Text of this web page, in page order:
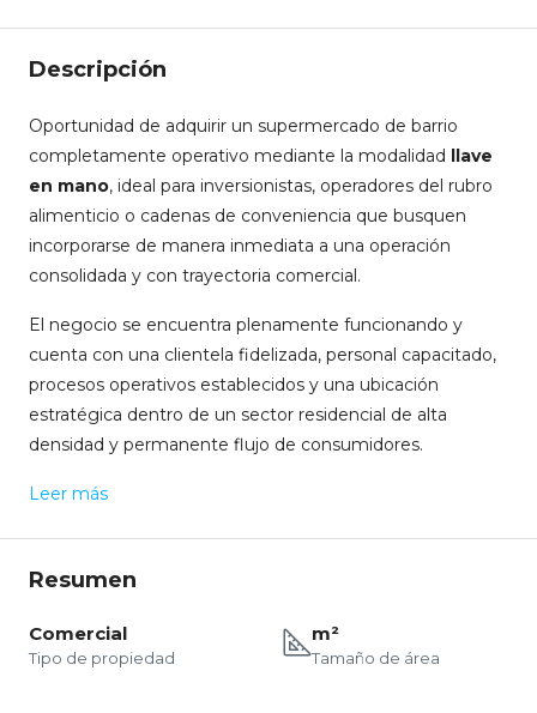
Descripción
Oportunidad de adquirir un supermercado de barrio
completamente operativo mediante la modalidad llave
en mano, ideal para inversionistas, operadores del rubro
alimenticio o cadenas de conveniencia que busquen
incorporarse de manera inmediata a una operación
consolidada y con trayectoria comercial.
El negocio se encuentra plenamente funcionando y
cuenta con una clientela fidelizada, personal capacitado,
procesos operativos establecidos y una ubicación
estratégica dentro de un sector residencial de alta
densidad y permanente flujo de consumidores.
Leer más
Resumen
Comercial
Tipo de propiedad
m²
Tamaño de área